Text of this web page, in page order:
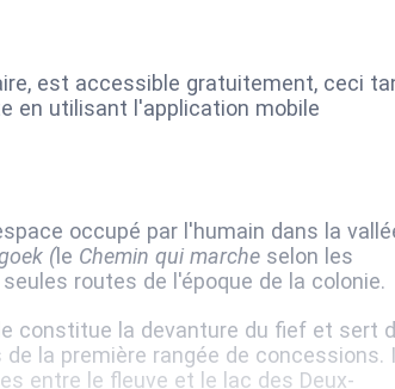
est accessible gratuitement, ceci
en utilisant l'application mobile
occupé par l'humain dans la
(le Chemin qui marche selon les
routes de l'époque de la colonie.
constitue la devanture du fief et sert
la première rangée de concessions.
entre le fleuve et le lac des Deux-